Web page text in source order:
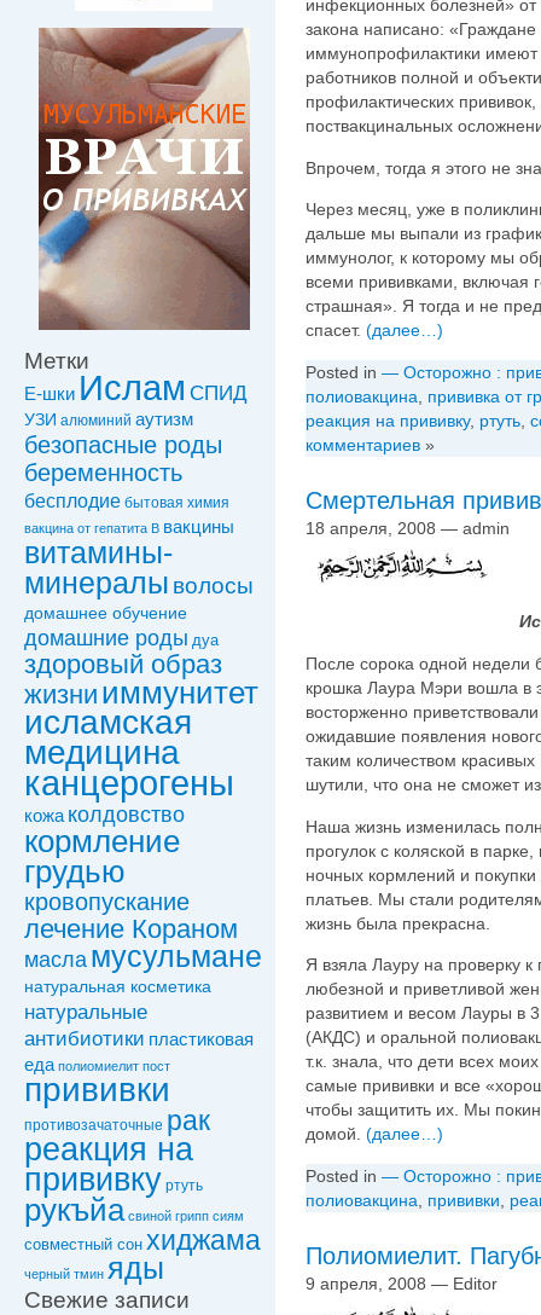
Метки
Е-шки Ислам СПИД
УЗИ алюминий аутизм
безопасные роды
беременность
бесплодие бытовая химия
вакцинa от гепатита В вакцины
витамины-
минералы волосы
домашнее обучение
домашние роды дуа
здоровый образ
жизни иммунитет
исламская
медицина
канцерогены
кожа колдовствo
кормление
грудью
кровопускание
лечение Кораном
масла мусульмане
натуральная косметика
натуральные
антибиотики пластиковая
еда полиомиелит пост
прививки
противозачаточные рак
реакция на
прививку ртуть
рукъйа свиной грипп сиям
совместный сон хиджама
черный тмин яды
Свежие записи
инфекционных болезней» от
закона написано:
иммунопрофилактики имеют
работников полной и
профилактических
поствакцинальных
Впрочем, тогда я этого не
Через месяц, уже в
дальше мы выпали из
иммунолог, к которому мы
всеми прививками, включая
страшная». Я тогда и не
спасет. (далее…)
Posted in — Осторожно :
полиовакцина, прививка от
реакция на прививку, ртуть,
комментариев »
Смертельная
18 апреля, 2008 — admin
После сорока одной недели
крошка Лаура Мэри вошла в
восторженно
ожидавшие появления
таким количеством
шутили, что она не сможет
Наша жизнь изменилась
прогулок с коляской в
ночных кормлений и
платьев. Мы стали
жизнь была прекрасна.
Я взяла Лауру на проверку
любезной и приветливой
развитием и весом Лауры в
(АКДС) и оральной
т.к. знала, что дети всех
самые прививки и все
чтобы защитить их. Мы
домой. (далее…)
Posted in — Осторожно :
полиовакцина, прививки,
Полиомиелит.
9 апреля, 2008 — Editor